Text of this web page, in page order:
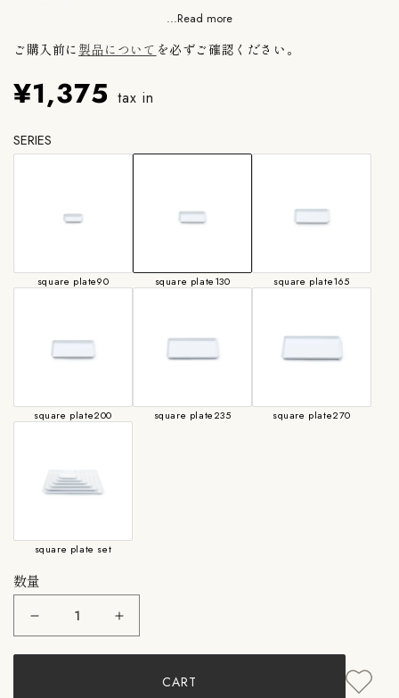
ナー柳原照弘がクリエイティブディレクターとなり、今日までの有
ブランド名の「1616」は、有田町にて1616年に陶祖 李参平によっ
記憶を引き継ぐように名付けられた「1616/arita ajpan」は、有田焼
の伝統を踏襲しながらもこれまでの有田焼とは異なるデザインアプ
●浜松町SHOPでは実物展示・販売しております。ご不明な点はお
...Read more
ご購入前に 製品について を必ずご確認ください。
¥1,375 tax in
SERIES
square plate90 square plate130 square plate165
square plate200 square plate235 square plate270
square plate set
数量
1616/arita
japan：
TY
1616/arita
japan：
TY
CART